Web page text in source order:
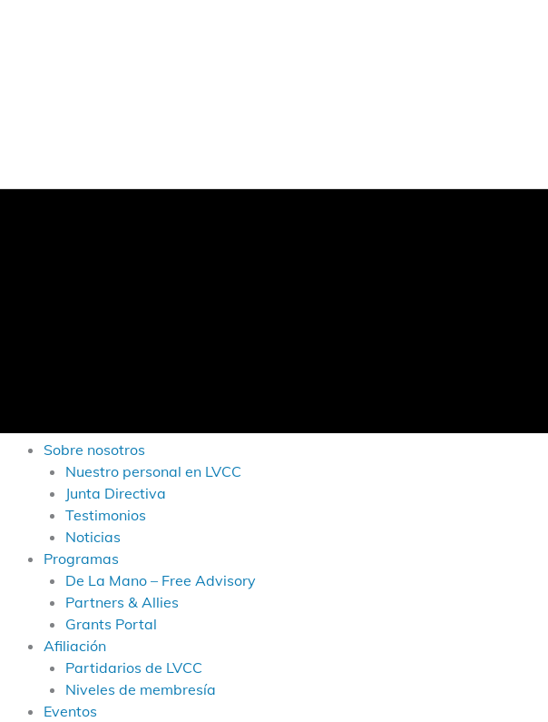
Sobre nosotros
Nuestro personal en LVCC
Junta Directiva
Testimonios
Noticias
Programas
De La Mano – Free Advisory
Partners & Allies
Grants Portal
Afiliación
Partidarios de LVCC
Niveles de membresía
Eventos